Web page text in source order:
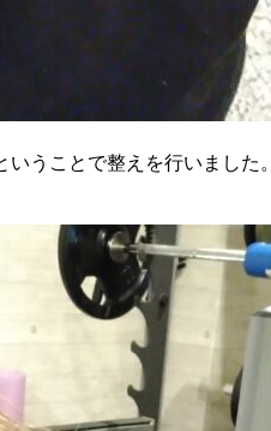
うことで整えを行いました。